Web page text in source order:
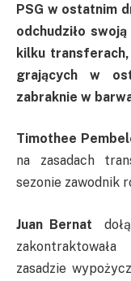
PSG w ostatnim
odchudziło
kilku
grających w
zabraknie w
Timothee
na zasadach
sezonie zawodnik
Juan Bernat
zasadzie